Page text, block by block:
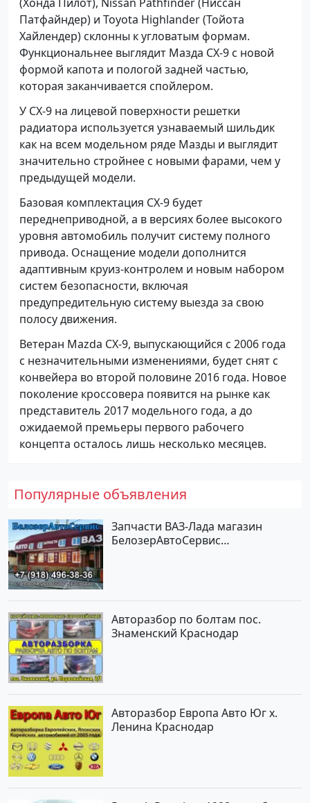
Патфайндер) и Toyota Highlander (Тойота
Хайлендер) склонны к угловатым формам.
Функциональнее выглядит Мазда СХ-9 с новой
формой капота и пологой задней частью,
которая заканчивается спойлером.
У СХ-9 на лицевой поверхности решетки
радиатора используется узнаваемый шильдик
как на всем модельном ряде Мазды и выглядит
значительно стройнее с новыми фарами, чем у
предыдущей модели.
Базовая комплектация CX-9 будет
переднеприводной, а в версиях более высокого
уровня автомобиль получит систему полного
привода. Оснащение модели дополнится
адаптивным круиз-контролем и новым набором
систем безопасности, включая
предупредительную систему выезда за свою
полосу движения.
Ветеран Mazda CX-9, выпускающийся с 2006 года
с незначительными изменениями, будет снят с
конвейера во второй половине 2016 года. Новое
поколение кроссовера появится на рынке как
представитель 2017 модельного года, а до
ожидаемой премьеры первого рабочего
концепта осталось лишь несколько месяцев.
Популярные объявления
Запчасти ВАЗ-Лада магазин
БелозерАвтоСервис
Авторазбор по болтам пос.
Знаменский Краснодар
Авторазбор Европа Авто Юг х.
Ленина Краснодар